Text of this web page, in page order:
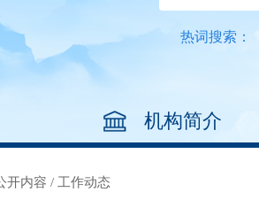
热词搜索：
机构简介
开内容 / 工作动态